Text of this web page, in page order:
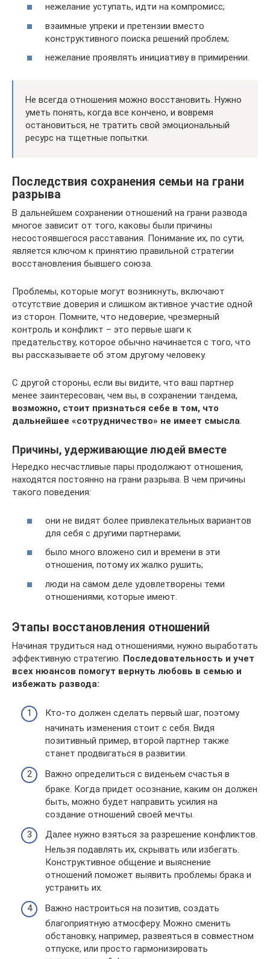
нежелание уступать, идти на компромисс;
взаимные упреки и претензии вместо
конструктивного поиска решений проблем;
нежелание проявлять инициативу в примирении.
Не всегда отношения можно восстановить. Нужно
уметь понять, когда все кончено, и вовремя
остановиться, не тратить свой эмоциональный
ресурс на тщетные попытки.
Последствия сохранения семьи на грани
разрыва
В дальнейшем сохранении отношений на грани развода
многое зависит от того, каковы были причины
несостоявшегося расставания. Понимание их, по сути,
является ключом к принятию правильной стратегии
восстановления бывшего союза.
Проблемы, которые могут возникнуть, включают
отсутствие доверия и слишком активное участие одной
из сторон. Помните, что недоверие, чрезмерный
контроль и конфликт – это первые шаги к
предательству, которое обычно начинается с того, что
вы рассказываете об этом другому человеку.
С другой стороны, если вы видите, что ваш партнер
менее заинтересован, чем вы, в сохранении тандема,
возможно, стоит признаться себе в том, что
дальнейшее «сотрудничество» не имеет смысла.
Причины, удерживающие людей вместе
Нередко несчастливые пары продолжают отношения,
находятся постоянно на грани разрыва. В чем причины
такого поведения:
они не видят более привлекательных вариантов
для себя с другими партнерами;
было много вложено сил и времени в эти
отношения, потому их жалко рушить;
люди на самом деле удовлетворены теми
отношениями, которые имеют.
Этапы восстановления отношений
Начиная трудиться над отношениями, нужно выработать
эффективную стратегию. Последовательность и учет
всех нюансов помогут вернуть любовь в семью и
избежать развода:
Кто-то должен сделать первый шаг, поэтому
начинать изменения стоит с себя. Видя
позитивный пример, второй партнер также
станет продвигаться в развитии.
Важно определиться с виденьем счастья в
браке. Когда придет осознание, каким он должен
быть, можно будет направить усилия на
создание отношений своей мечты.
Далее нужно взяться за разрешение конфликтов.
Нельзя подавлять их, скрывать или избегать.
Конструктивное общение и выяснение
отношений поможет выявить проблемы брака и
устранить их.
Важно настроиться на позитив, создать
благоприятную атмосферу. Можно сменить
обстановку, например, развеяться в совместном
отпуске, или просто гармонизировать